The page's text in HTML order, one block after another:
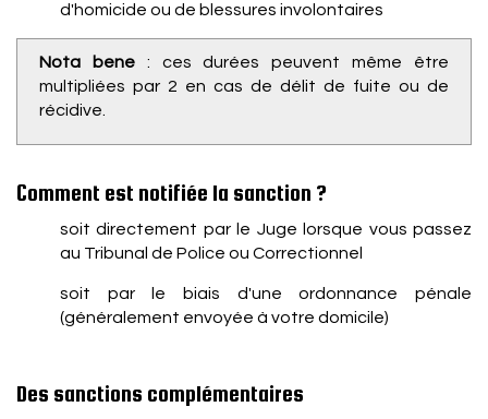
d'homicide ou de blessures involontaires
Nota bene: ces durées peuvent même être
multipliées par 2 en cas de délit de fuite ou de
récidive.
Comment est notifiée la sanction ?
soit directement par le Juge lorsque vous passez
au Tribunal de Police ou Correctionnel
soit par le biais d'une ordonnance pénale
(généralement envoyée à votre domicile)
Des sanctions complémentaires